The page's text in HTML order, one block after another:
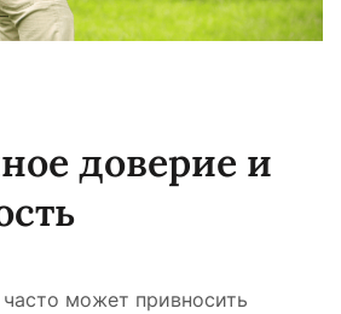
доверие и
может привносить